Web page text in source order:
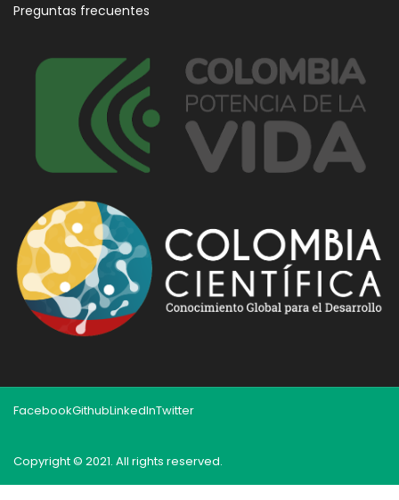
Preguntas frecuentes
FacebookGithubLinkedInTwitter
Copyright © 2021. All rights reserved.